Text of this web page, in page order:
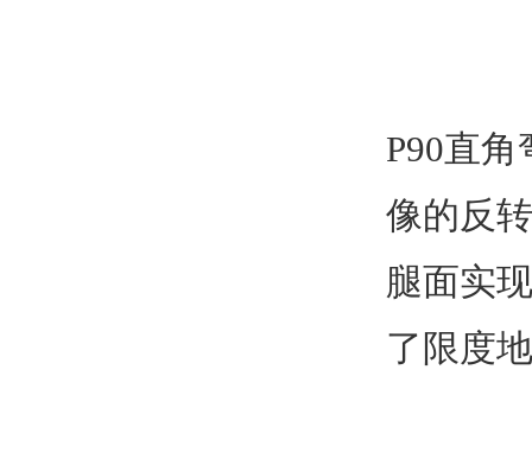
P90直
像的反
腿面实
了限度